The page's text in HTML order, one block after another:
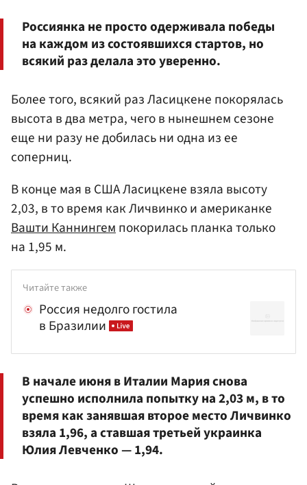
Россиянка не просто одерживала победы
на каждом из состоявшихся стартов, но
всякий раз делала это уверенно.
Более того, всякий раз Ласицкене покорялась
высота в два метра, чего в нынешнем сезоне
еще ни разу не добилась ни одна из ее
соперниц.
В конце мая в США Ласицкене взяла высоту
2,03, в то время как Личвинко и американке
Вашти Каннингемпокорилась планка только
на 1,95 м.
Читайте также
Россия недолго гостила
в Бразилии
В начале июня в Италии Мария снова
успешно исполнила попытку на 2,03 м, в то
время как занявшая второе место Личвинко
взяла 1,96, а ставшая третьей украинка
ЮлияЛевченко— 1,94.